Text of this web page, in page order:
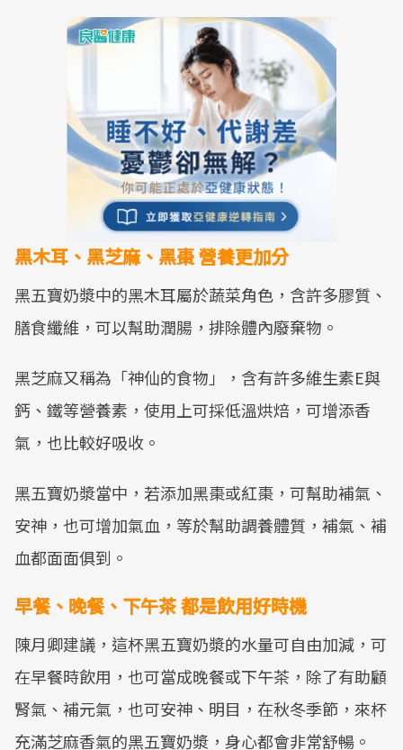
黑木耳、黑芝麻、黑棗 營養更加分
黑五寶奶漿中的黑木耳屬於蔬菜角色，含許多膠質、
膳食纖維，可以幫助潤腸，排除體內廢棄物。
黑芝麻又稱為「神仙的食物」，含有許多維生素E與
鈣、鐵等營養素，使用上可採低溫烘焙，可增添香
氣，也比較好吸收。
黑五寶奶漿當中，若添加黑棗或紅棗，可幫助補氣、
安神，也可增加氣血，等於幫助調養體質，補氣、補
血都面面俱到。
早餐、晚餐、下午茶 都是飲用好時機
陳月卿建議，這杯黑五寶奶漿的水量可自由加減，可
在早餐時飲用，也可當成晚餐或下午茶，除了有助顧
腎氣、補元氣，也可安神、明目，在秋冬季節，來杯
充滿芝麻香氣的黑五寶奶漿，身心都會非常舒暢。